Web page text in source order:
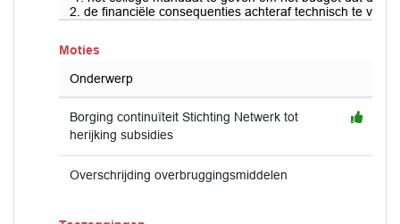
2. de financiële consequenties achteraf technisch te
Moties
Onderwerp
Borging continuïteit Stichting Netwerk tot
herijking subsidies
Overschrijding overbruggingsmiddelen